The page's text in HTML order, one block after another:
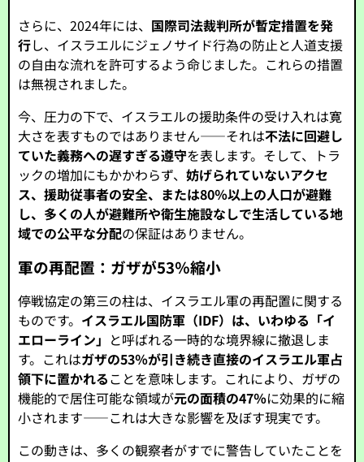
さらに、2024年には、 国際司法裁判所が暫定措置を発
行し、イスラエルにジェノサイド行為の防止と人道支援
の自由な流れを許可するよう命じました。これらの措置
は無視されました。
今、圧力の下で、イスラエルの援助条件の受け入れは寛
大さを表すものではありません――それは不法に回避し
ていた義務への遅すぎる遵守を表します。そして、トラ
ックの増加にもかかわらず、妨げられていないアクセ
ス、援助従事者の安全、または80％以上の人口が避難
し、多くの人が避難所や衛生施設なしで生活している地
域での公平な分配の保証はありません。
軍の再配置：ガザが53％縮小
停戦協定の第三の柱は、イスラエル軍の再配置に関する
ものです。 イスラエル国防軍（IDF）は、いわゆる「イ
エローライン」 と呼ばれる一時的な境界線に撤退しま
す。これはガザの53％が引き続き直接のイスラエル軍占
領下に置かれることを意味します。これにより、ガザの
機能的で居住可能な領域が元の面積の47％に効果的に縮
小されます――これは大きな影響を及ぼす現実です。
この動きは、多くの観察者がすでに警告していたことを